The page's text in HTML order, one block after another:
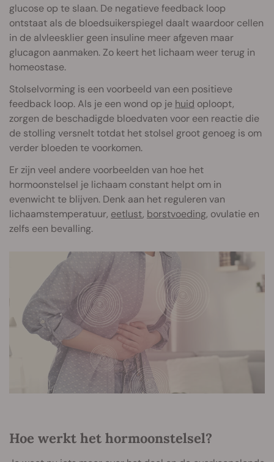
glucose op te slaan. De negatieve feedback loop
ontstaat als de bloedsuikerspiegel daalt waardoor cellen
in de alvleesklier geen insuline meer afgeven maar
glucagon aanmaken. Zo keert het lichaam weer terug in
homeostase.
Stolselvorming is een voorbeeld van een positieve
feedback loop. Als je een wond op je huid oploopt,
zorgen de beschadigde bloedvaten voor een reactie die
de stolling versnelt totdat het stolsel groot genoeg is om
verder bloeden te voorkomen.
Er zijn veel andere voorbeelden van hoe het
hormoonstelsel je lichaam constant helpt om in
evenwicht te blijven. Denk aan het reguleren van
lichaamstemperatuur, eetlust, borstvoeding, ovulatie en
zelfs een bevalling.
Hoe werkt het hormoonstelsel?